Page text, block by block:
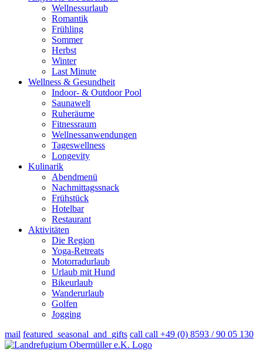
Wellnessurlaub
Romantik
Frühling
Sommer
Herbst
Winter
Last Minute
Wellness & Gesundheit
Indoor- & Outdoor Pool
Saunawelt
Ruheräume
Fitnessraum
Wellness­anwendungen
Tageswellness
Longevity
Kulinarik
Abendmenü
Nachmittagssnack
Frühstück
Hotelbar
Restaurant
Aktivitäten
Die Region
Yoga-Retreats
Motorradurlaub
Urlaub mit Hund
Bikeurlaub
Wanderurlaub
Golfen
Jogging
mail featured_seasonal_and_gifts call call +49 (0) 8593 / 90 05 130